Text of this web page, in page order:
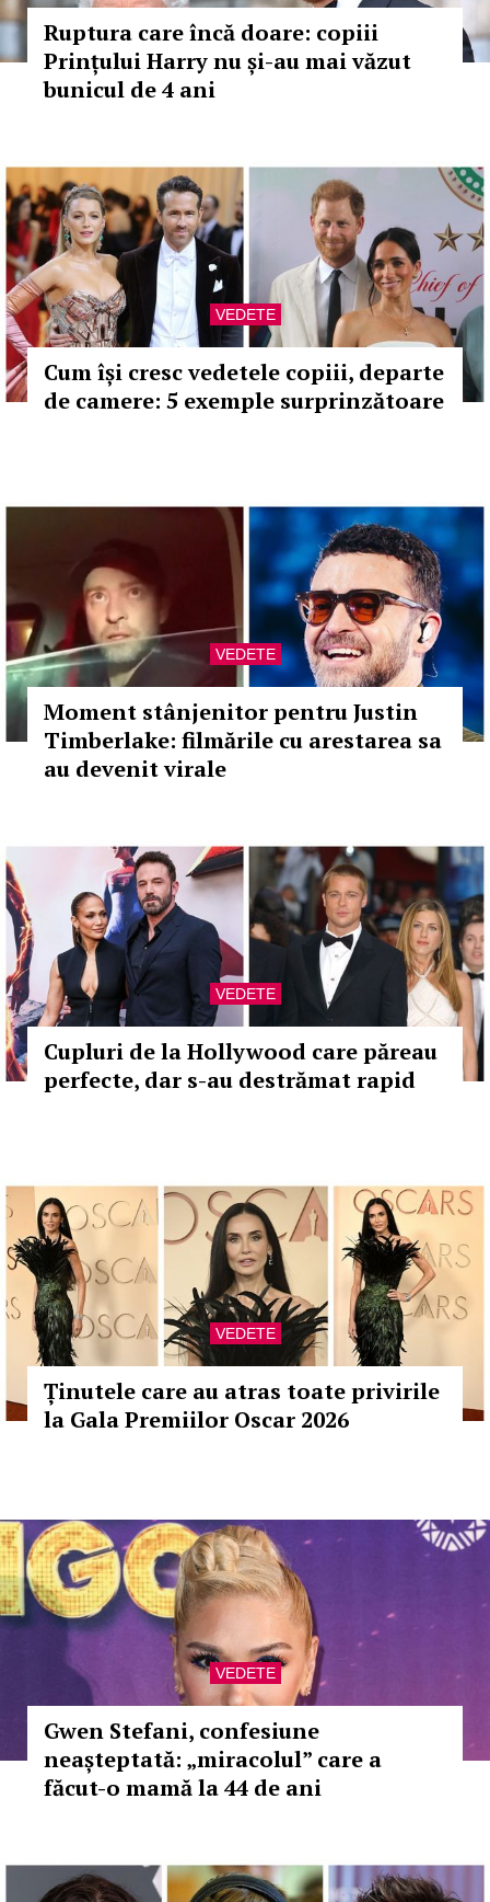
Ruptura care încă doare: copiii
Prințului Harry nu și-au mai văzut
bunicul de 4 ani
VEDETE
Cum își cresc vedetele copiii, departe
de camere: 5 exemple surprinzătoare
VEDETE
Moment stânjenitor pentru Justin
Timberlake: filmările cu arestarea sa
au devenit virale
VEDETE
Cupluri de la Hollywood care păreau
perfecte, dar s-au destrămat rapid
VEDETE
Ținutele care au atras toate privirile
la Gala Premiilor Oscar 2026
VEDETE
Gwen Stefani, confesiune
neașteptată: „miracolul” care a
făcut-o mamă la 44 de ani